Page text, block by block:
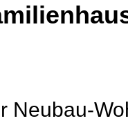
Neubau-